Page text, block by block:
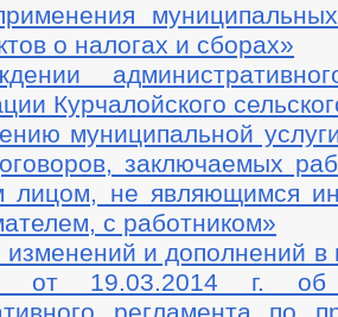
о налогах и сборах»
Курчалойского
муниципальной
заключаемых
лицом, не являющимся
с работником»
и дополнений в
19.03.2014 г. об